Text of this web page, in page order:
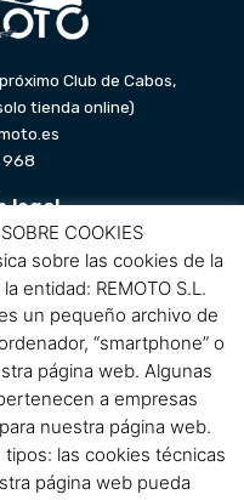
Club de Cabos,
tienda online)
968
legal
de datos
compra
COOKIES
sobre las cookies de la
entidad: REMOTO S.L.
un pequeño archivo de
“smartphone” o
página web. Algunas
a empresas
nuestra página web.
las cookies técnicas
página web pueda